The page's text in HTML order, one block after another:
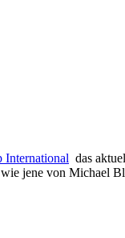
International das
jene von Michael